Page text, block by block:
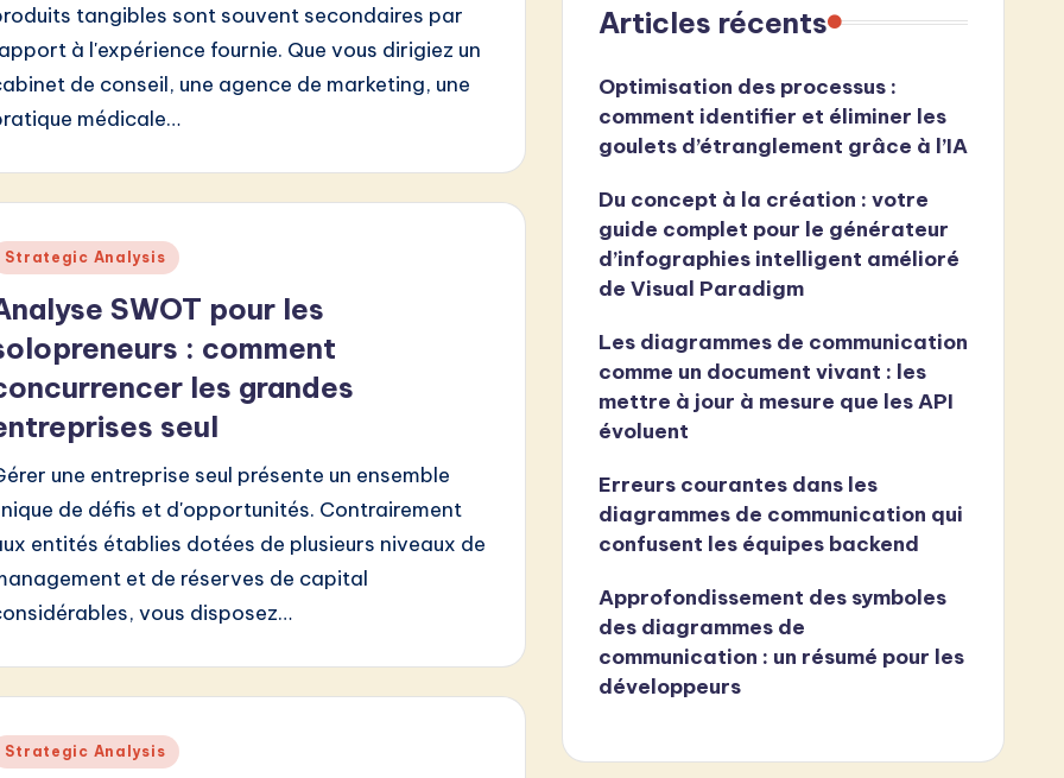
tangibles sont souvent secondaires par
à l'expérience fournie. Que vous dirigiez un
de conseil, une agence de marketing, une
médicale…
Strategic Analysis
SWOT pour les
: comment
les grandes
seul
une entreprise seul présente un ensemble
de défis et d'opportunités. Contrairement
entités établies dotées de plusieurs niveaux de
et de réserves de capital
vous disposez…
Strategic Analysis
Articles récents
Optimisation des processus :
comment identifier et éliminer les
goulets d’étranglement grâce à l’IA
Du concept à la création : votre
guide complet pour le générateur
d’infographies intelligent amélioré
de Visual Paradigm
Les diagrammes de communication
comme un document vivant : les
mettre à jour à mesure que les API
évoluent
Erreurs courantes dans les
diagrammes de communication qui
confusent les équipes backend
Approfondissement des symboles
des diagrammes de
communication : un résumé pour les
développeurs